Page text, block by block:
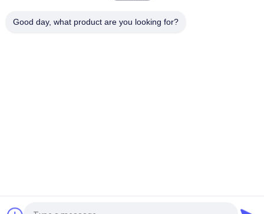
Finish Mit 0,05% Wasserabsorption
Good day, what product are you looking for?